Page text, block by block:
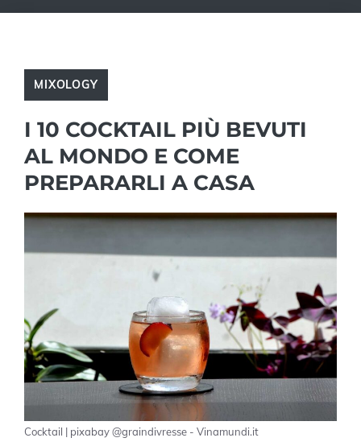
MIXOLOGY
I 10 COCKTAIL PIÙ BEVUTI
AL MONDO E COME
PREPARARLI A CASA
Cocktail | pixabay @graindivresse - Vinamundi.it